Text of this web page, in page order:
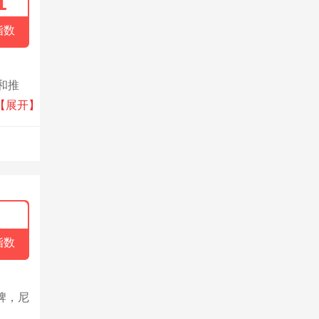
数
推
资
展开】
数
，尼